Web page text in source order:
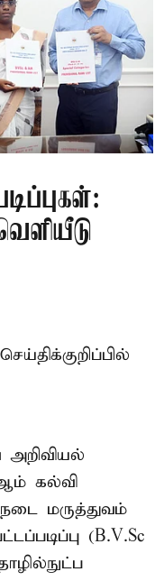
அறிவியல்
கல்வி
மருத்துவம்
(B.V.Sc